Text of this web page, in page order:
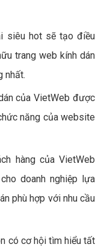
siêu hot sẽ tạo điều
trang web kính dán
nhất.
của VietWeb được
năng của website
hàng của VietWeb
doanh nghiệp lựa
phù hợp với nhu cầu
có cơ hội tìm hiểu tất